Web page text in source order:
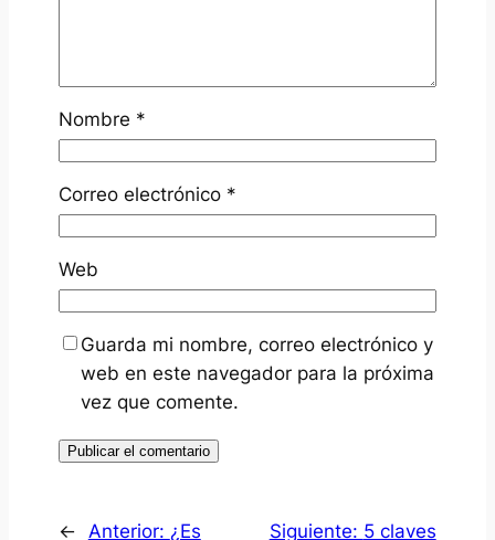
Nombre *
Correo electrónico *
Web
Guarda mi nombre, correo electrónico y
web en este navegador para la próxima
vez que comente.
← Anterior: ¿Es
Siguiente: 5 claves